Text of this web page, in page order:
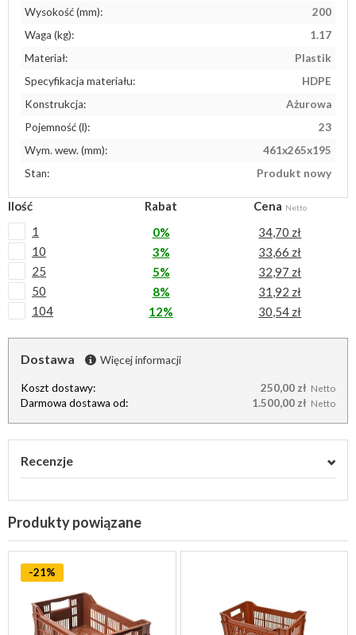
Wysokość (mm):
200
Waga (kg):
1.17
Materiał:
Plastik
Specyfikacja materiału:
HDPE
Konstrukcja:
Ażurowa
Pojemność (l):
23
Wym. wew. (mm):
461x265x195
Stan:
Produkt nowy
Ilość Rabat Cena Netto
1 0%
34,70 zł
10
3%
33,66 zł
25
5%
32,97 zł
50
8%
31,92 zł
104
12% 30,54 zł
Dostawa Więcej informacji
Koszt dostawy: 250,00 zł Netto
Darmowa dostawa od: 1.500,00 zł Netto
Recenzje
Produkty powiązane
-21%